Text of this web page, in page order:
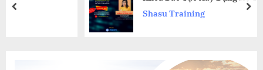
Shasu Training
prev